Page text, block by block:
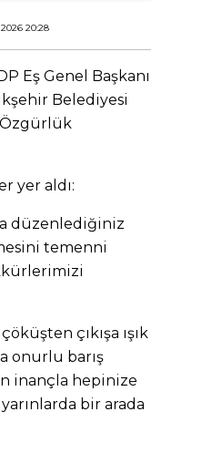
20:28
Eş Genel Başkanı
Belediyesi
Özgürlük
yer aldı:
düzenlediğiniz
temenni
çıkışa ışık
onurlu barış
inançla hepinize
bir arada